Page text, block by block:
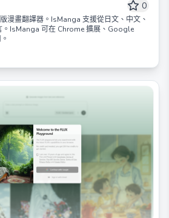
0
漫畫翻譯器。IsManga 支援從日文、中文、
。IsManga 可在 Chrome 擴展、Google